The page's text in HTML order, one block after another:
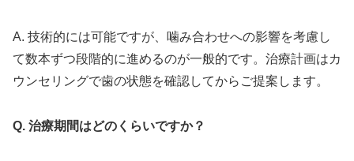
A. 技術的には可能ですが、噛み合わせへの影響を考慮し
て数本ずつ段階的に進めるのが一般的です。治療計画はカ
ウンセリングで歯の状態を確認してからご提案します。
Q. 治療期間はどのくらいですか？